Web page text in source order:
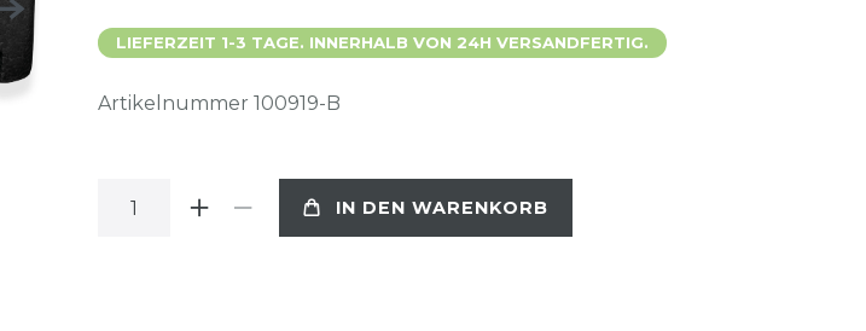
LIEFERZEIT 1-3 TAGE. INNERHALB VON 24H VERSANDFERTIG.
Artikelnummer 100919-B
IN DEN WARENKORB